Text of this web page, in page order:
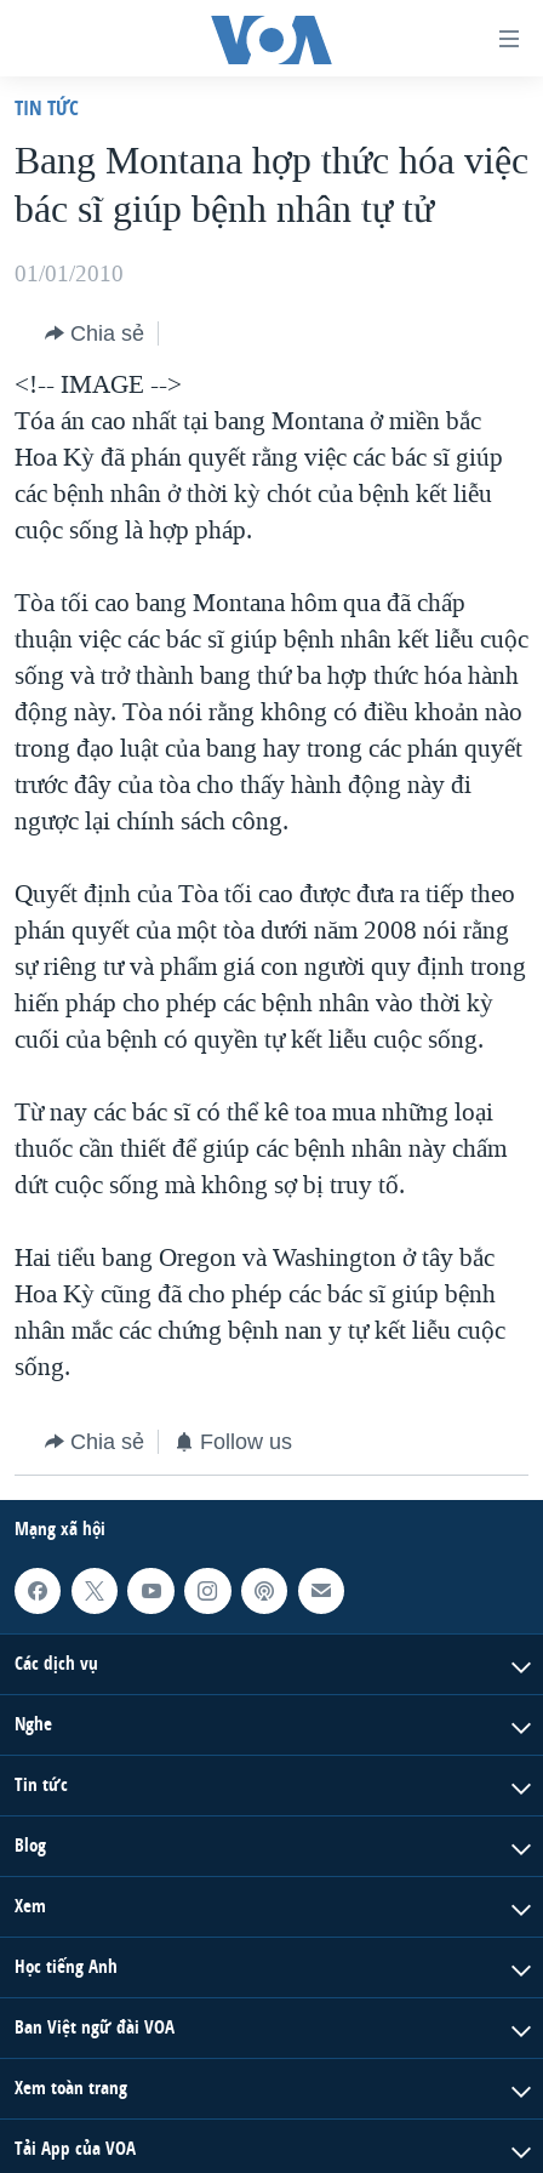
truy
cập
Tới
dung
chính
điều
hướng
chính
Đi
tới
VIỆT NAM
HOA KỲ
BIỂN ĐÔNG
BLOG
DIỄN ĐÀN
MỤC
TỰ DO BÁO CHÍ
VẠCH TRẦN TIN GIẢ
ĐỜI SỐNG
KINH TẾ
KHOA HỌC
SỨC KHOẺ
VĂN HOÁ
THỂ THAO
CHUYÊN ĐỀ
CHIẾN TRANH THƯƠNG MẠI CỦA MỸ: QUÁ KHỨ VÀ HIỆN
HÀNH TRÌNH BẦU CỬ 2024
MỘT NĂM CHIẾN TRANH TẠI DẢI GAZA
GIẢI MÃ VÀNH ĐAI & CON ĐƯỜNG
NGÀY TỊ NẠN THẾ GIỚI
TRỊNH VĨNH BÌNH - NGƯỜI HẠ 'BÊN THẮNG CUỘC'
GROUND ZERO – XƯA VÀ NAY
CÁC GIÁ TRỊ CỘNG HÒA Ở VIỆT NAM
THƯỢNG ĐỈNH TRUMP-KIM TẠI VIỆT NAM
TRỊNH VĨNH BÌNH VS. CHÍNH PHỦ VIỆT NAM
NGƯ DÂN VIỆT VÀ LÀN SÓNG TRỘM HẢI SÂM
QUAN HỆ VIỆT MỸ
HỌC TIẾNG ANH
NGHE
MẠNG XÃ HỘI
Ngôn ngữ khác
TIN TỨC
Bang Montana hợp thức hóa việc
bác sĩ giúp bệnh nhân tự tử
01/01/2010
Chia sẻ
<!-- IMAGE -->
Tóa án cao nhất tại bang Montana ở miền bắc
Hoa Kỳ đã phán quyết rằng việc các bác sĩ giúp
các bệnh nhân ở thời kỳ chót của bệnh kết liễu
cuộc sống là hợp pháp.
Tòa tối cao bang Montana hôm qua đã chấp
thuận việc các bác sĩ giúp bệnh nhân kết liễu cuộc
sống và trở thành bang thứ ba hợp thức hóa hành
động này. Tòa nói rằng không có điều khoản nào
trong đạo luật của bang hay trong các phán quyết
trước đây của tòa cho thấy hành động này đi
ngược lại chính sách công.
Quyết định của Tòa tối cao được đưa ra tiếp theo
phán quyết của một tòa dưới năm 2008 nói rằng
sự riêng tư và phẩm giá con người quy định trong
hiến pháp cho phép các bệnh nhân vào thời kỳ
cuối của bệnh có quyền tự kết liễu cuộc sống.
Từ nay các bác sĩ có thể kê toa mua những loại
thuốc cần thiết để giúp các bệnh nhân này chấm
dứt cuộc sống mà không sợ bị truy tố.
Hai tiểu bang Oregon và Washington ở tây bắc
Hoa Kỳ cũng đã cho phép các bác sĩ giúp bệnh
nhân mắc các chứng bệnh nan y tự kết liễu cuộc
sống.
Chia sẻ Follow us
Mạng xã hội
Các dịch vụ
Nghe
Tin tức
Blog
Xem
Học tiếng Anh
Ban Việt ngữ đài VOA
Xem toàn trang
Tải App của VOA